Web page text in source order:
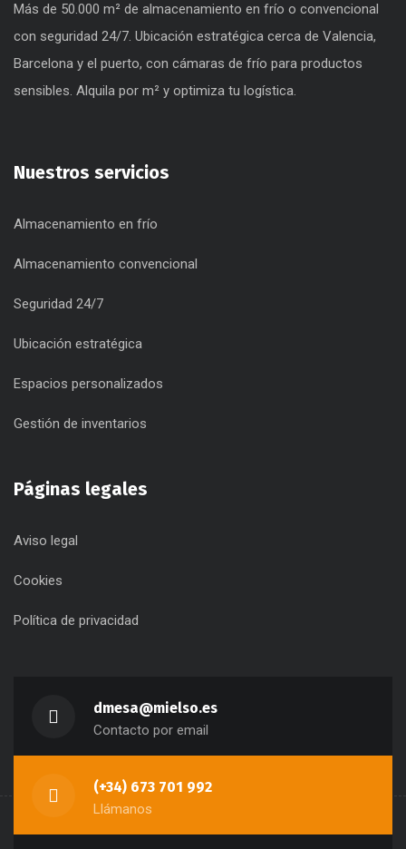
Más de 50.000 m² de almacenamiento en frío o convencional
con seguridad 24/7. Ubicación estratégica cerca de Valencia,
Barcelona y el puerto, con cámaras de frío para productos
sensibles. Alquila por m² y optimiza tu logística.
Nuestros servicios
Almacenamiento en frío
Almacenamiento convencional
Seguridad 24/7
Ubicación estratégica
Espacios personalizados
Gestión de inventarios
Páginas legales
Aviso legal
Cookies
Política de privacidad
dmesa@mielso.es
Contacto por email
(+34) 673 701 992
Llámanos